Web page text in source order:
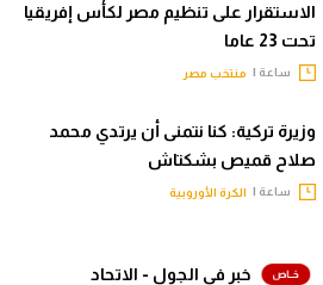
الاستقرار على تنظيم مصر لكأس إفريقيا
تحت 23 عاما
ساعة | منتخب مصر
وزيرة تركية: كنا نتمنى أن يرتدي محمد
صلاح قميص بشكتاش
ساعة | الكرة الأوروبية
خبر في الجول - الاتحاد